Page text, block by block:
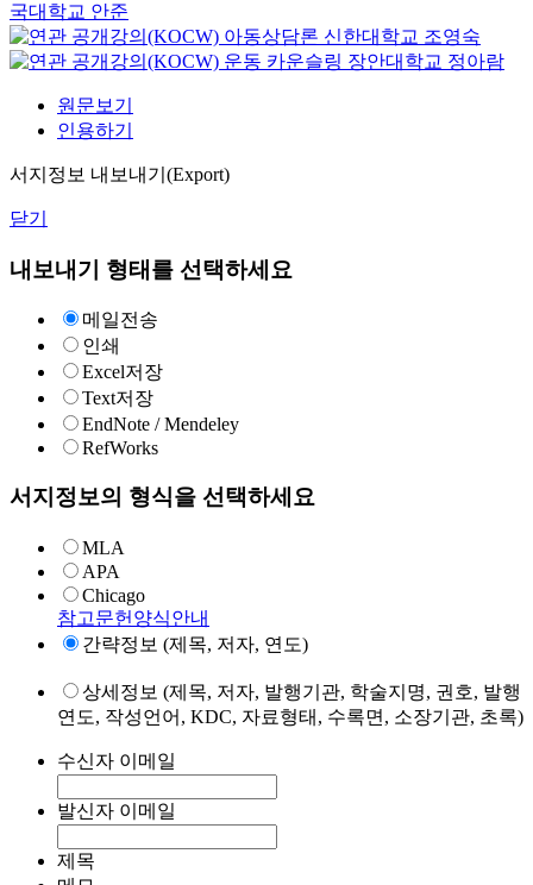
국대학교 안준
아동상담론 신한대학교 조영숙
운동 카운슬링 장안대학교 정아람
원문보기
인용하기
서지정보 내보내기(Export)
닫기
내보내기 형태를 선택하세요
메일전송
인쇄
Excel저장
Text저장
EndNote / Mendeley
RefWorks
서지정보의 형식을 선택하세요
MLA
APA
Chicago
참고문헌양식안내
간략정보 (제목, 저자, 연도)
상세정보 (제목, 저자, 발행기관, 학술지명, 권호, 발행
연도, 작성언어, KDC, 자료형태, 수록면, 소장기관, 초록)
수신자 이메일
발신자 이메일
제목